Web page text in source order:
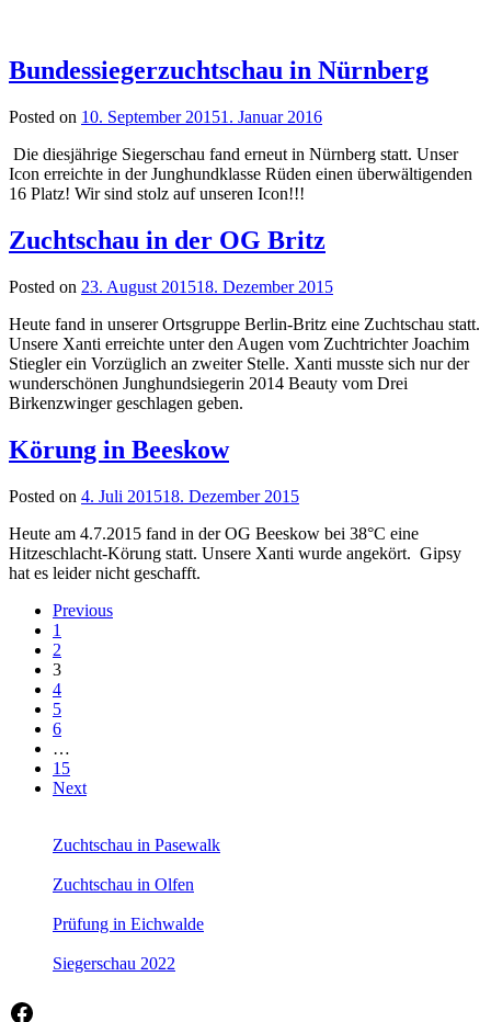
Bundessiegerzuchtschau in Nürnberg
Posted on 10. September 20151. Januar 2016
Die diesjährige Siegerschau fand erneut in Nürnberg statt. Unser
Icon erreichte in der Junghundklasse Rüden einen überwältigenden
16 Platz! Wir sind stolz auf unseren Icon!!!
Zuchtschau in der OG Britz
Posted on 23. August 201518. Dezember 2015
Heute fand in unserer Ortsgruppe Berlin-Britz eine Zuchtschau statt.
Unsere Xanti erreichte unter den Augen vom Zuchtrichter Joachim
Stiegler ein Vorzüglich an zweiter Stelle. Xanti musste sich nur der
wunderschönen Junghundsiegerin 2014 Beauty vom Drei
Birkenzwinger geschlagen geben.
Körung in Beeskow
Posted on 4. Juli 201518. Dezember 2015
Heute am 4.7.2015 fand in der OG Beeskow bei 38°C eine
Hitzeschlacht-Körung statt. Unsere Xanti wurde angekört. Gipsy
hat es leider nicht geschafft.
Previous
1
2
3
4
5
6
…
15
Next
Zuchtschau in Pasewalk
Zuchtschau in Olfen
Prüfung in Eichwalde
Siegerschau 2022
Facebook